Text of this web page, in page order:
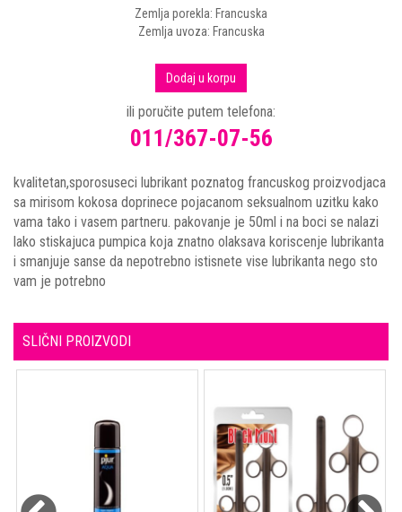
Zemlja porekla: Francuska
Zemlja uvoza: Francuska
Dodaj u korpu
ili poručite putem telefona:
011/367-07-56
kvalitetan,sporosuseci lubrikant poznatog francuskog proizvodjaca
sa mirisom kokosa doprinece pojacanom seksualnom uzitku kako
vama tako i vasem partneru. pakovanje je 50ml i na boci se nalazi
lako stiskajuca pumpica koja znatno olaksava koriscenje lubrikanta
i smanjuje sanse da nepotrebno istisnete vise lubrikanta nego sto
vam je potrebno
SLIČNI PROIZVODI